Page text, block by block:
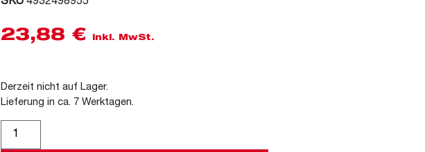
SKU 4932498955
23,88 € inkl. MwSt.
Derzeit nicht auf Lager.
Lieferung in ca. 7 Werktagen.